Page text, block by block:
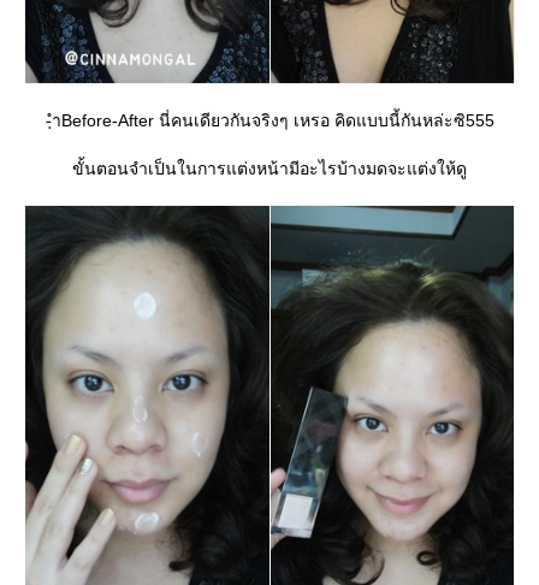
-ฺำBefore-After นี่คนเดียวกันจริงๆ เหรอ คิดแบบนี้กันหล่ะซิ555
ขั้นตอนจำเป็นในการแต่งหน้ามีอะไรบ้างมดจะแต่งให้ดู